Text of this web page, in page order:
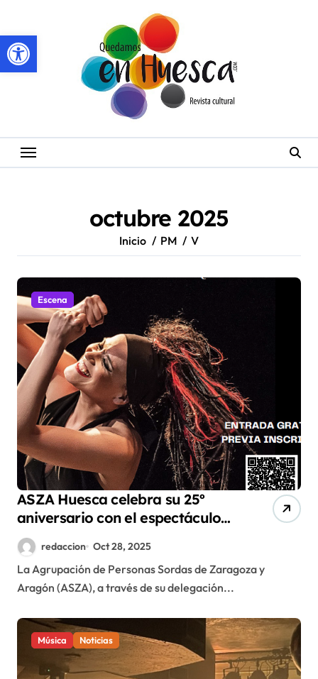
Abrir barra de herramientas
contenido
octubre 2025
Inicio PM V
Escena
ASZA Huesca celebra su 25º
aniversario con el espectáculo
inclusivo “Bailando el silencio”
(ARYMUX)
redaccion Oct 28, 2025
La Agrupación de Personas Sordas de Zaragoza y
Aragón (ASZA), a través de su delegación...
Música Noticias